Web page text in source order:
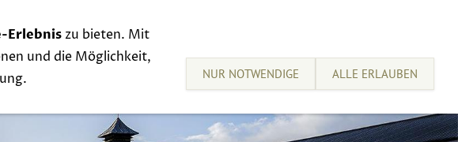
Exclusive Tastings
Erlebniszu bieten. Mit
und die Möglichkeit,
NUR NOTWENDIGE ALLE ERLAUBEN